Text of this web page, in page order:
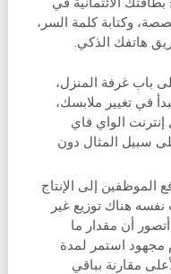
وكتابة كلمة السر،
هاتفك الذكي.
باب غرفة المنزل،
في تغيير ملابسك،
الواي فاي
سبيل المثال دون
إلى الإنتاج
هناك توزيع غير
أن مقدار ما
مجهود استمر لمدة
مقارنة بباقي